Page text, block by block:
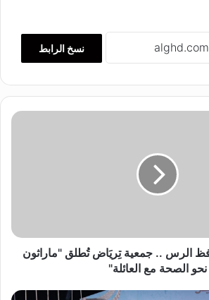
نسخ الرابط
الرس .. جمعية تِريَاض تُطلق "ماراثون
نحو الصحة مع العائلة"